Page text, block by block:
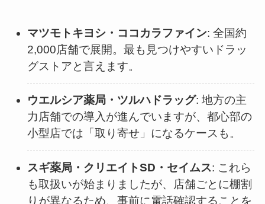
マツモトキヨシ・ココカラファイン: 全国約
2,000店舗で展開。最も見つけやすいドラッ
グストアと言えます。
ウエルシア薬局・ツルハドラッグ: 地方の主
力店舗での導入が進んでいますが、都心部の
小型店では「取り寄せ」になるケースも。
スギ薬局・クリエイトSD・セイムス: これら
も取扱いが始まりましたが、店舗ごとに棚割
りが異なるため、事前に電話確認することを